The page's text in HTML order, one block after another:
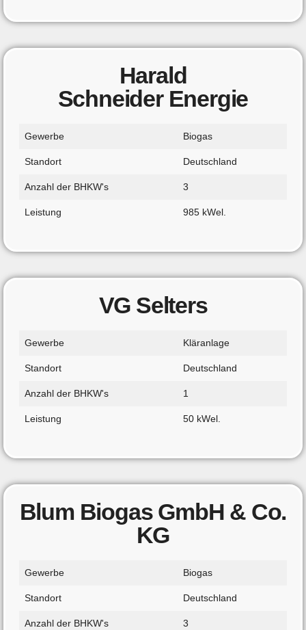
Harald
Schneider Energie
Gewerbe Biogas
Standort Deutschland
Anzahl der BHKW's 3
Leistung 985 kWel.
VG Selters
Gewerbe Kläranlage
Standort Deutschland
Anzahl der BHKW's 1
Leistung 50 kWel.
Blum Biogas GmbH & Co.
KG
Gewerbe Biogas
Standort Deutschland
Anzahl der BHKW's 3